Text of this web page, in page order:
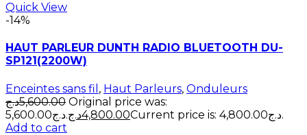
Quick View
-14%
HAUT PARLEUR DUNTH RADIO BLUETOOTH DU-
SP121(2200W)
Enceintes sans fil , Haut Parleurs, Onduleurs
5,600.00د.ج
Original price was:
5,600.00د.ج.
4,800.00د.ج
Current price is: 4,800.00د.ج.
Add to cart